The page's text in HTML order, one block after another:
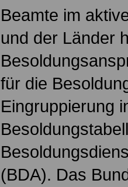
Beamte im
und der Länder
für die
Eingruppierung
(BDA). Das